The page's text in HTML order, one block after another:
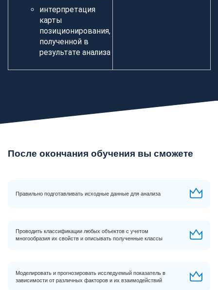
интерпретация
карты
позиционирования,
полученной в
результате анализа
После окончания обучения вы сможете
Правильно подготавливать исходные данные для анализа
Проводить классификации любых объектов с учетом
многообразия их свойств и описывать полученные классы
Моделировать и прогнозировать исследуемый показатель в
зависимости от различных факторов и их взаимодействий